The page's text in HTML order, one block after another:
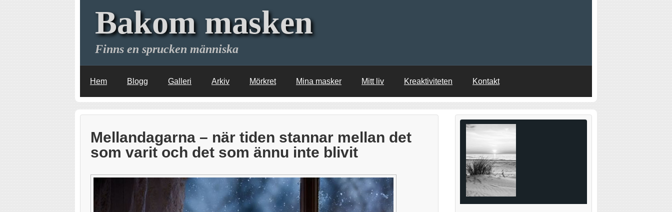
Bakom masken
Finns en sprucken människa
Hem Blogg Galleri Arkiv Mörkret Mina masker Mitt liv Kreaktiviteten Kontakt
Mellandagarna – när tiden stannar mellan det
som varit och det som ännu inte blivit